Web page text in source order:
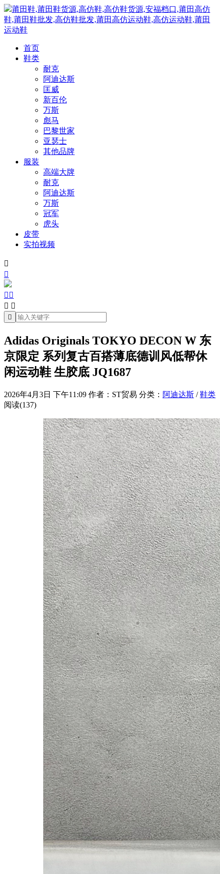
莆田鞋,莆田鞋货源,高仿鞋,高仿鞋货源,安福档口,莆田高仿
鞋,莆田鞋批发,高仿鞋批发,莆田高仿运动鞋,高仿运动鞋,莆田
运动鞋
首页
鞋类
耐克
阿迪达斯
匡威
新百伦
万斯
彪马
巴黎世家
亚瑟士
其他品牌
服装
高端大牌
耐克
阿迪达斯
万斯
冠军
虎头
皮带
实拍视频


 
 

Adidas Originals TOKYO DECON W 东
京限定 系列复古百搭薄底德训风低帮休
闲运动鞋 生胶底 JQ1687
2026年4月3日 下午11:09 作者：ST贸易 分类： 阿迪达斯 /鞋类
阅读(137)